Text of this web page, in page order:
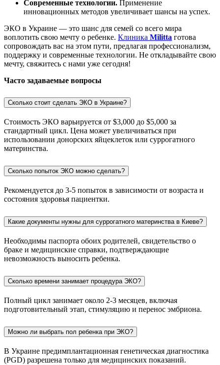
Современные технологии. Применение
инновационных методов увеличивает шансы на успех.
ЭКО в Украине — это шанс для семей со всего мира
воплотить свою мечту о ребенке. Клиника Militta готова
сопровождать вас на этом пути, предлагая профессионализм,
поддержку и современные технологии. Не откладывайте свою
мечту, свяжитесь с нами уже сегодня!
Часто задаваемые вопросы
Сколько стоит сделать ЭКО в Украине?
Стоимость ЭКО варьируется от $3,000 до $5,000 за
стандартный цикл. Цена может увеличиваться при
использовании донорских яйцеклеток или суррогатного
материнства.
Сколько попыток ЭКО можно сделать?
Рекомендуется до 3-5 попыток в зависимости от возраста и
состояния здоровья пациентки.
Какие документы нужны для суррогатного материнства в Киеве?
Необходимы паспорта обоих родителей, свидетельство о
браке и медицинские справки, подтверждающие
невозможность выносить ребенка.
Сколько времени занимает процедура ЭКО?
Полный цикл занимает около 2-3 месяцев, включая
подготовительный этап, стимуляцию и перенос эмбриона.
Можно ли выбрать пол ребенка при ЭКО?
В Украине предимплантационная генетическая диагностика
(PGD) разрешена только для медицинских показаний.